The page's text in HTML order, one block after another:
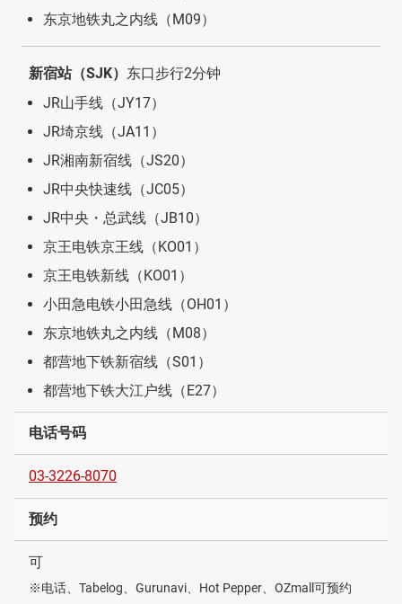
东京地铁丸之内线（M09）
新宿站（SJK） 东口步行2分钟
JR山手线（JY17）
JR埼京线（JA11）
JR湘南新宿线（JS20）
JR中央快速线（JC05）
JR中央・总武线（JB10）
京王电铁京王线（KO01）
京王电铁新线（KO01）
小田急电铁小田急线（OH01）
东京地铁丸之内线（M08）
都营地下铁新宿线（S01）
都营地下铁大江户线（E27）
电话号码
03-3226-8070
预约
可
※电话、Tabelog、Gurunavi、Hot Pepper、OZmall可预约